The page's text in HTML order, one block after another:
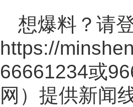
想爆料？请
https://
66661234或
网 ）提供新闻